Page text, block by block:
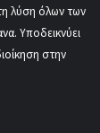
λύση όλων των
Υποδεικνύει
στην